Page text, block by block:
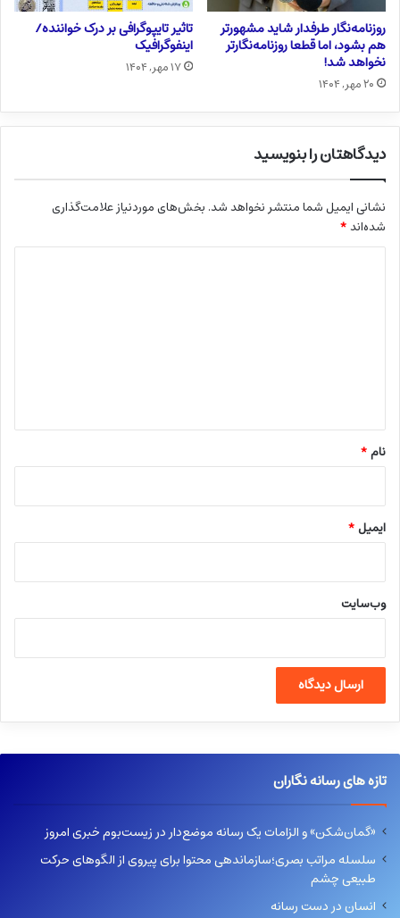
روزنامه‌نگار طرفدار شاید مشهورتر
هم بشود، اما قطعا روزنامه‌نگارتر
نخواهد شد!
۲۰ مهر, ۱۴۰۴
تاثیر تایپوگرافی بر درک خواننده/
اینفوگرافیک
۱۷ مهر, ۱۴۰۴
دیدگاهتان را بنویسید
نشانی ایمیل شما منتشر نخواهد شد. بخش‌های موردنیاز علامت‌گذاری
شده‌اند*
نام*
ایمیل*
وب‌سایت
تازه های رسانه نگاران
«گمان‌شکن» و الزامات یک رسانه موضع‌دار در زیست‌بوم خبری امروز
سلسله مراتب بصری؛سازماندهی محتوا برای پیروی از الگوهای حرکت
طبیعی چشم
انسان در دست رسانه